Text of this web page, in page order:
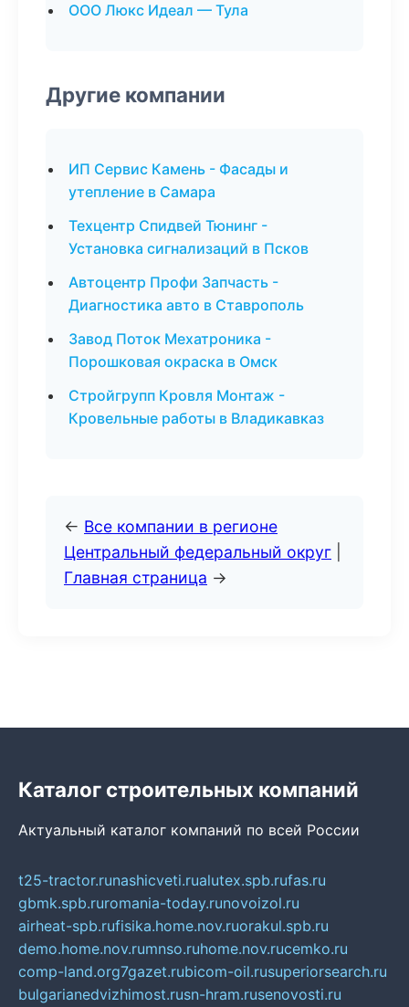
ООО Люкс Идеал — Тула
Другие компании
ИП Сервис Камень - Фасады и
утепление в Самара
Техцентр Спидвей Тюнинг -
Установка сигнализаций в Псков
Автоцентр Профи Запчасть -
Диагностика авто в Ставрополь
Завод Поток Мехатроника -
Порошковая окраска в Омск
Стройгрупп Кровля Монтаж -
Кровельные работы в Владикавказ
← Все компании в регионе
Центральный федеральный округ
Главная страница →
Каталог строительных компаний
Актуальный каталог компаний по всей России
t25-tractor.runashicveti.rualutex.spb.rufas.ru
gbmk.spb.ruromania-today.runovoizol.ru
airheat-spb.rufisika.home.nov.ruorakul.spb.ru
demo.home.nov.rumnso.ruhome.nov.rucemko.ru
comp-land.org7gazet.rubicom-oil.rusuperiorsearch.ru
bulgarianedvizhimost.rusn-hram.rusenovosti.ru